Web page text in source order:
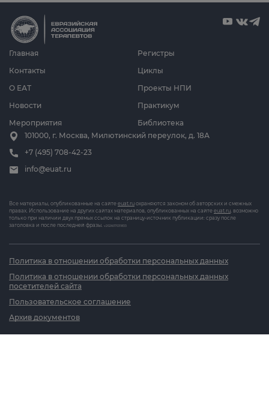
Главная
О ЕАТ
Новости
Мероприятия
Циклы
Проекты НПИ
Практикум
Библиотека
Регистры
Контакты
101000, г. Москва, Милютинский переулок, д. 18А
+7 (495) 708-42-23
info@euat.ru
Все материалы, опубликованные на сайте euat.ru охраняются законом об авторских и смежных
правах. Использование на других сайтах материалов, опубликованных на сайте euat.ru, возможно
только при наличии двух прямых ссылок на страницу-источник публикации: сразу после
заголовка и после последней фразы. v202607031833
Политика в отношении обработки персональных данных
Политика в отношении обработки персональных данных
посетителей сайта
Пользовательское соглашение
Архив документов